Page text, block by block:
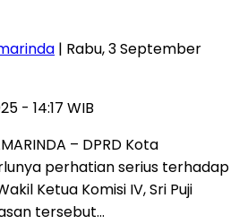
| Rabu, 3 September
- 14:17 WIB
– DPRD Kota
perhatian serius terhadap
Ketua Komisi IV, Sri Puji
tersebut…